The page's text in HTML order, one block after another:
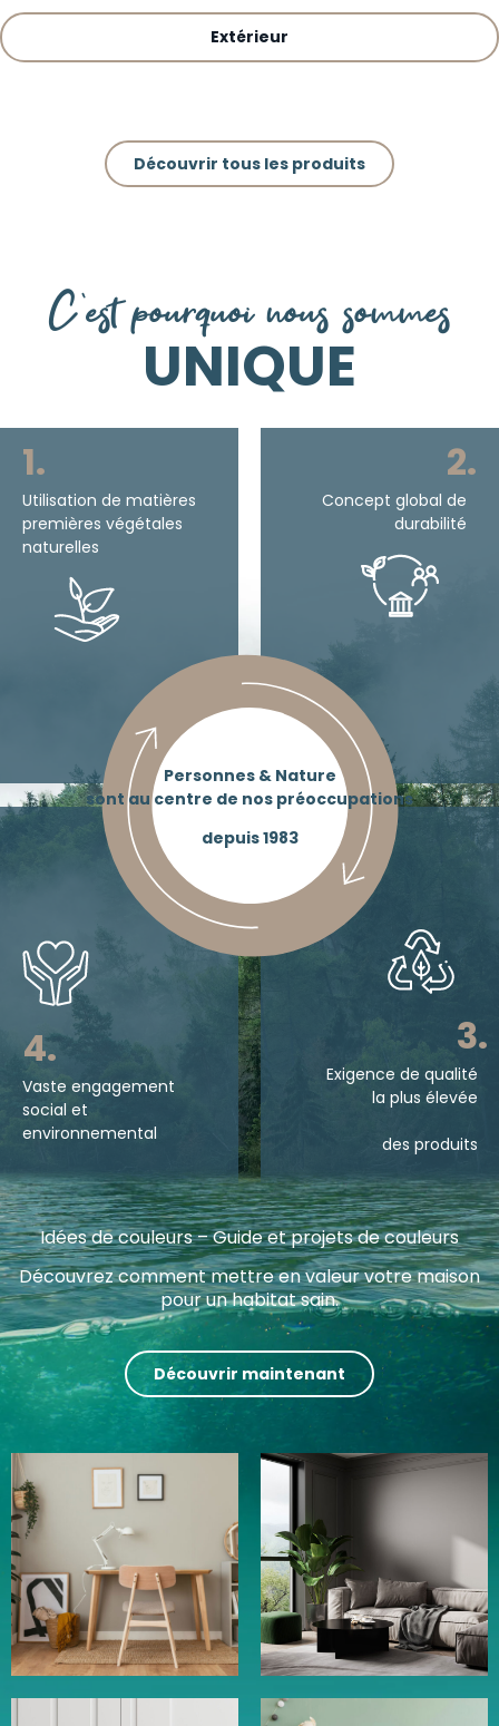
Extérieur
Découvrir tous les produits
C'est pourquoi nous sommes
UNIQUE
1.
Utilisation de matières
premières végétales
naturelles
2.
Concept global de
durabilité
Personnes & Nature
sont au centre de nos préoccupations
depuis 1983
4.
Vaste engagement
social et
environnemental
3.
Exigence de qualité
la plus élevée
des produits
Nos substances végétales – origine et utilisation.
Laissez-vous emporter dans le monde des matières
premières végétales naturelles.
Vers la connaissance des matières premières
Plongez et laissez vous aller
Idées de couleurs – Guide et projets de couleurs
Découvrez comment mettre en valeur votre maison
pour un habitat sain.
Découvrir maintenant